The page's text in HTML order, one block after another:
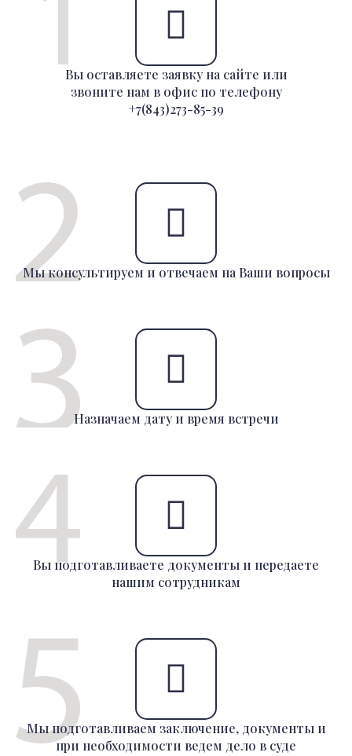
Вы оставляете заявку на сайте или
звоните нам в офис по телефону
+7(843)273-85-39
Мы консультируем и отвечаем на Ваши вопросы
Назначаем дату и время встречи
Вы подготавливаете документы и передаете
нашим сотрудникам
Мы подготавливаем заключение, документы и
при необходимости ведем дело в суде